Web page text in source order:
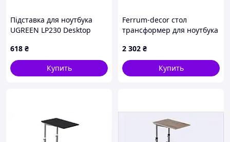
Підставка для ноутбука
UGREEN LP230 Desktop
80348)
618 ₴
Купить
Ferrum-decor стол
трансформер для ноутбука
2 302 ₴
Купить